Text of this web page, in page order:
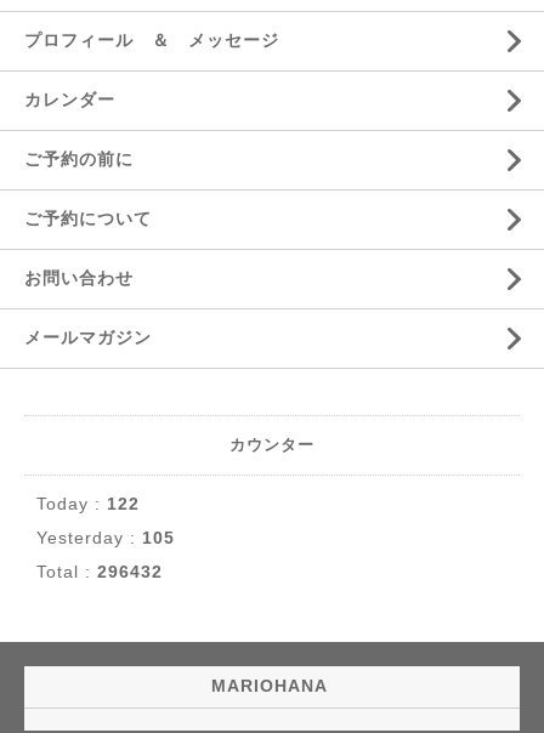
プロフィール ＆ メッセージ
カレンダー
ご予約の前に
ご予約について
お問い合わせ
メールマガジン
カウンター
Today : 122
Yesterday : 105
Total : 296432
MARIOHANA